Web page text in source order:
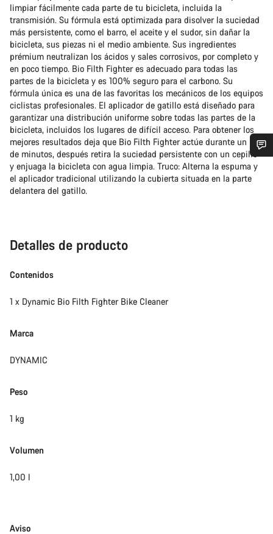
limpiar fácilmente cada parte de tu bicicleta, incluida la
transmisión. Su fórmula está optimizada para disolver la suciedad
más persistente, como el barro, el aceite y el sudor, sin dañar la
bicicleta, sus piezas ni el medio ambiente. Sus ingredientes
prémium neutralizan los ácidos y sales corrosivos, por completo y
en poco tiempo. Bio Filth Fighter es adecuado para todas las
partes de la bicicleta y es 100% seguro para el carbono. Su
fórmula única es una de las favoritas los mecánicos de los equipos
ciclistas profesionales. El aplicador de gatillo está diseñado para
garantizar una distribución uniforme sobre todas las partes de la
bicicleta, incluidos los lugares de difícil acceso. Para obtener los
mejores resultados deja que Bio Filth Fighter actúe durante un par
de minutos, después retira la suciedad persistente con un cepillo
y enjuaga la bicicleta con agua limpia. Truco: Alterna la espuma y
el aplicador tradicional utilizando la cubierta situada en la parte
delantera del gatillo.
Detalles de producto
Contenidos
1 x Dynamic Bio Filth Fighter Bike Cleaner
Marca
DYNAMIC
Peso
1 kg
Volumen
1,00 l
Exención
Aviso
¿Necesitas ayuda?
Abrir chat